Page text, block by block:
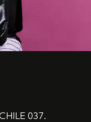
037.